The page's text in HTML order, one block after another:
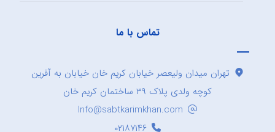
تماس با ما
تهران میدان ولیعصر خیابان کریم خان خیابان به آفرین
کوچه ولدی پلاک ۳۹ ساختمان کریم خان
Info@sabtkarimkhan.com
۰۲۱۸۷۱۴۶